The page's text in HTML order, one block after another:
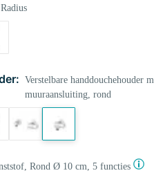
Verstelbare handdouchehouder
muuraansluiting, rond
Rond Ø 10 cm, 5 functies